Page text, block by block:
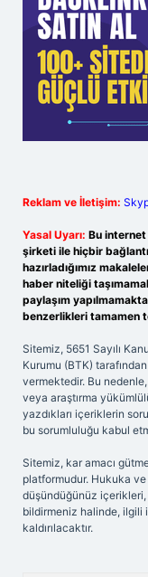
Reklam ve İletişim:
Yasal Uyarı: Bu
şirketi ile hiçbir
hazırladığımız
haber niteliği
paylaşım
benzerlikleri tamamen
Sitemiz, 5651 Sayılı
Kurumu (BTK)
vermektedir. Bu
veya araştırma
yazdıkları içeriklerin
bu sorumluluğu kabul
Sitemiz, kar amacı
platformudur. Hukuka
düşündüğünüz içerikleri,
bildirmeniz halinde, ilgili
kaldırılacaktır.